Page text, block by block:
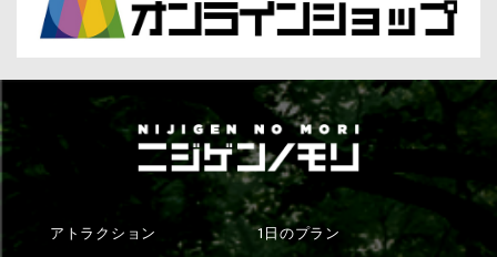
アトラクション 1日のプラン